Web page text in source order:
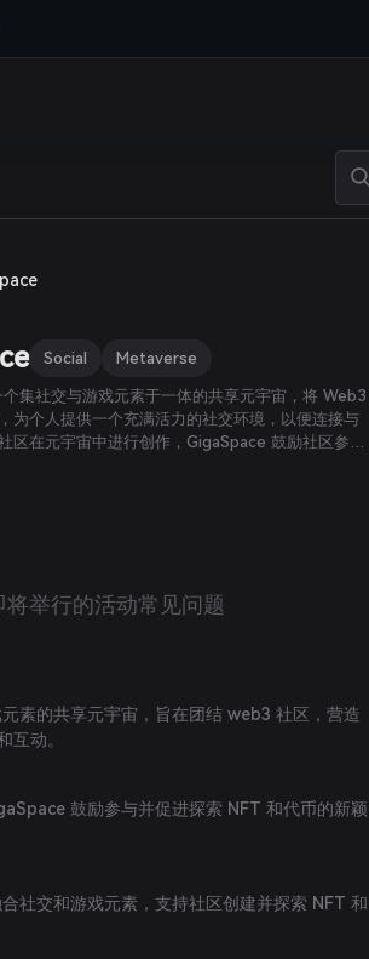
Social Metaverse
集社交与游戏元素于一体的共享元宇宙，将 Web3
为个人提供一个充满活力的社交环境，以便连接与
区在元宇宙中进行创作，GigaSpace 鼓励社区参
和代币新型应用场景的探索。
将举行的活动常见问题
素的共享元宇宙，旨在团结 web3 社区，营造
互动。
鼓励参与并促进探索 NFT 和代币的新颖
社交和游戏元素，支持社区创建并探索 NFT 和